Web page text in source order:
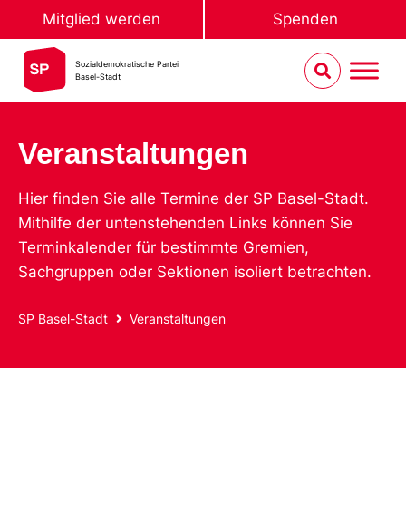
Mitglied werden Spenden
Sozialdemokratische Partei
Basel-Stadt
Veranstaltungen
Hier finden Sie alle Termine der SP Basel-Stadt.
Mithilfe der untenstehenden Links können Sie
Terminkalender für bestimmte Gremien,
Sachgruppen oder Sektionen isoliert betrachten.
SP Basel-Stadt Veranstaltungen